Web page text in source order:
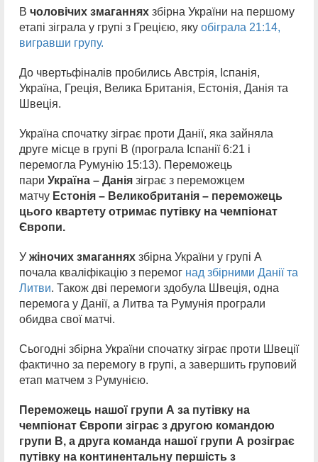
В чоловічих змаганнях збірна України на першому
етапі зіграла у групі з Грецією, яку обіграла 21:14,
вигравши групу.
До чвертьфіналів пробились Австрія, Іспанія,
Україна, Греція, Велика Британія, Естонія, Данія та
Швеція.
Україна спочатку зіграє проти Данії, яка зайняла
друге місце в групі В (програла Іспанії 6:21 і
перемогла Румунію 15:13). Переможець
пари Україна – Данія зіграє з переможцем
матчу Естонія – Великобританія – переможець
цього квартету отримає путівку на чемпіонат
Європи.
У жіночих змаганнях збірна України у групі А
почала кваліфікацію з перемог над збірними Данії та
Литви. Також дві перемоги здобула Швеція, одна
перемога у Данії, а Литва та Румунія програли
обидва свої матчі.
Сьогодні збірна України спочатку зіграє проти Швеції
фактично за перемогу в групі, а завершить груповий
етап матчем з Румунією.
Переможець нашої групи А за путівку на
чемпіонат Європи зіграє з другою командою
групи В, а друга команда нашої групи А розіграє
путівку на континентальну першість з